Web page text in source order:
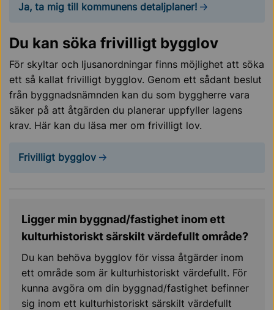
Ja, ta mig till kommunens detaljplaner!
Du kan söka frivilligt bygglov
För skyltar och ljusanordningar finns möjlighet att söka
ett så kallat frivilligt bygglov. Genom ett sådant beslut
från byggnadsnämnden kan du som byggherre vara
säker på att åtgärden du planerar uppfyller lagens
krav. Här kan du läsa mer om frivilligt lov.
Frivilligt bygglov
Ligger min byggnad/fastighet inom ett
kulturhistoriskt särskilt värdefullt område?
Du kan behöva bygglov för vissa åtgärder inom
ett område som är kulturhistoriskt värdefullt. För
kunna avgöra om din byggnad/fastighet befinner
sig inom ett kulturhistoriskt särskilt värdefullt